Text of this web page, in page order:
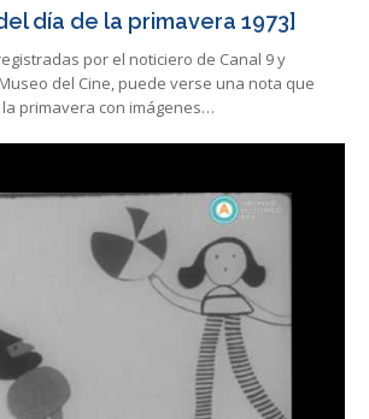
día de la primavera 1973]
por el noticiero de Canal 9 y
del Cine, puede verse una nota que
primavera con imágenes…